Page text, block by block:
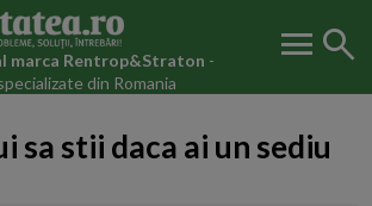
marca Rentrop&Straton -
din Romania
menu search
sa stii daca ai un sediu